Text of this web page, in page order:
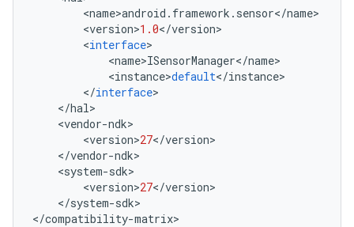
<name>android . framework . sensor</name>
<version>1.0</version>
<interface>
<name>ISensorManager</name>
<instance>default</instance>
</interface>
</hal>
<vendor-ndk>
<version>27</version>
</vendor-ndk>
<system-sdk>
<version>27</version>
</system-sdk>
</compatibility-matrix>